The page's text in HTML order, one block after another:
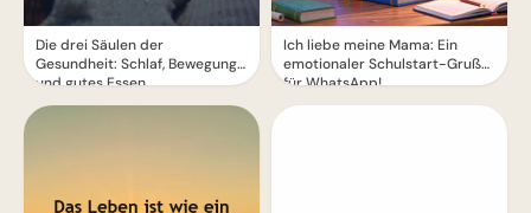
Die drei Säulen der
Gesundheit: Schlaf, Bewegung
und gutes Essen
Ich liebe meine Mama: Ein
emotionaler Schulstart-Gruß
für WhatsApp!